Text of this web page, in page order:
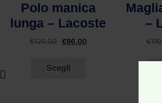
Polo manica
lunga – Lacoste
€120,00 €96,00
Scegli
–
€